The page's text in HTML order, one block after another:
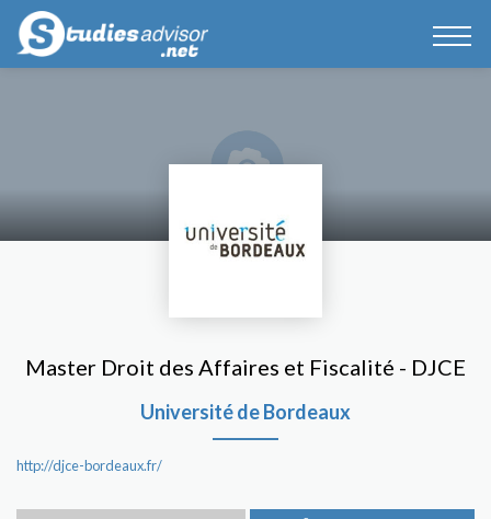
Master Droit des Affaires et Fiscalité - DJCE
Université de Bordeaux
http://djce-bordeaux.fr/